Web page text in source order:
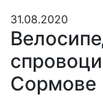
31.08.2020
Сормове